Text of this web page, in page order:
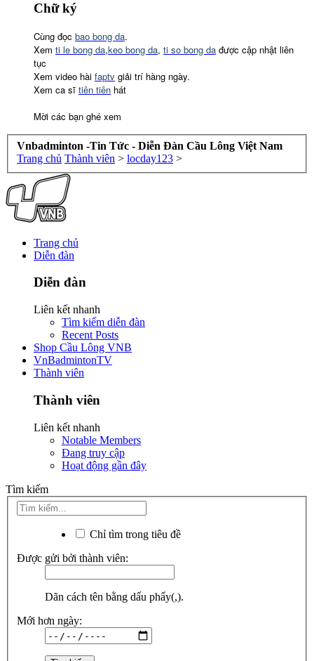
Chữ ký
Cùng đọc bao bong da.
Xem ti le bong da,keo bong da, ti so bong da được cập nhật liên
tục
Xem video hài faptv giải trí hàng ngày.
Xem ca sĩ tiên tiên hát
Mời các bạn ghé xem
Vnbadminton -Tin Tức - Diễn Đàn Cầu Lông Việt Nam
Trang chủ Thành viên > locday123 >
Trang chủ
Diễn đàn
Diễn đàn
Liên kết nhanh
Tìm kiếm diễn đàn
Recent Posts
Shop Cầu Lông VNB
VnBadmintonTV
Thành viên
Thành viên
Liên kết nhanh
Notable Members
Đang truy cập
Hoạt động gần đây
Tìm kiếm
Chỉ tìm trong tiêu đề
Được gửi bởi thành viên:
Dãn cách tên bằng dấu phẩy(,).
Mới hơn ngày: